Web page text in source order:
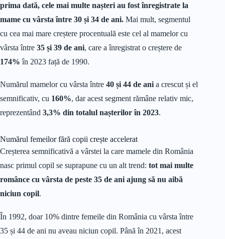
prima dată, cele mai multe nașteri au fost înregistrate la
mame cu vârsta între 30 și 34 de ani. Mai mult, segmentul
cu cea mai mare creștere procentuală este cel al mamelor cu
vârsta între 35 și 39 de ani, care a înregistrat o creștere de
174% în 2023 față de 1990.
Numărul mamelor cu vârsta între 40 și 44 de ani a crescut și el
semnificativ, cu 160%, dar acest segment rămâne relativ mic,
reprezentând 3,3% din totalul nașterilor în 2023.
Numărul femeilor fără copii crește accelerat
Creșterea semnificativă a vârstei la care mamele din România
nasc primul copil se suprapune cu un alt trend: tot mai multe
românce cu vârsta de peste 35 de ani ajung să nu aibă
niciun copil.
În 1992, doar 10% dintre femeile din România cu vârsta între
35 și 44 de ani nu aveau niciun copil. Până în 2021, acest